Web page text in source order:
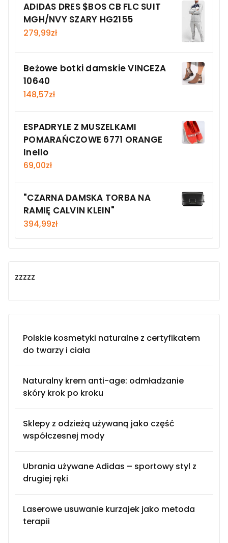
ADIDAS DRES $BOS CB FLC SUIT
MGH/NVY SZARY HG2155
279,99zł
Beżowe botki damskie VINCEZA
10640
148,57zł
ESPADRYLE Z MUSZELKAMI
POMARAŃCZOWE 6771 ORANGE
Inello
69,00zł
"CZARNA DAMSKA TORBA NA
RAMIĘ CALVIN KLEIN"
394,99zł
zzzzz
Polskie kosmetyki naturalne z certyfikatem
do twarzy i ciała
Naturalny krem anti-age: odmładzanie
skóry krok po kroku
Sklepy z odzieżą używaną jako część
współczesnej mody
Ubrania używane Adidas – sportowy styl z
drugiej ręki
Laserowe usuwanie kurzajek jako metoda
terapii